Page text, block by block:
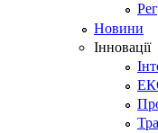
Новини
Інновації